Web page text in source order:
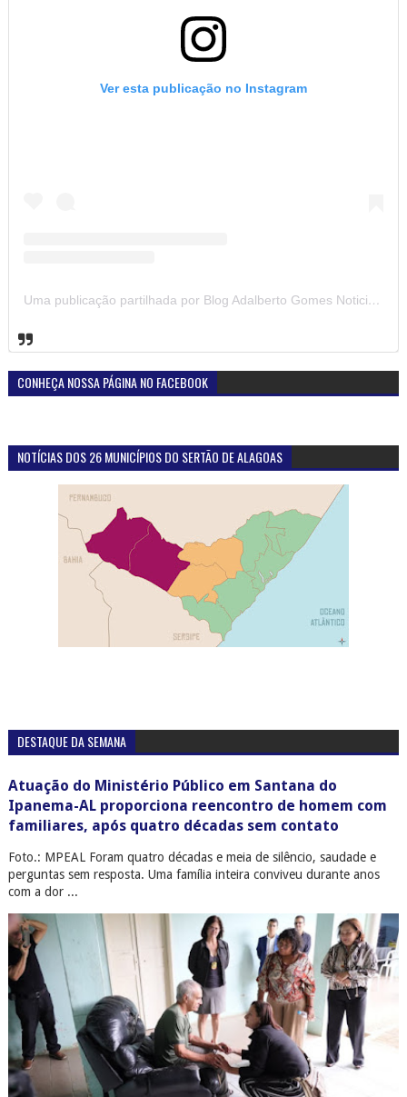
Ver esta publicação no Instagram
Uma publicação partilhada por Blog Adalberto Gomes Noticias (@blogadalbertogomesnoticiass)
CONHEÇA NOSSA PÁGINA NO FACEBOOK
NOTÍCIAS DOS 26 MUNICÍPIOS DO SERTÃO DE ALAGOAS
DESTAQUE DA SEMANA
Atuação do Ministério Público em Santana do
Ipanema-AL proporciona reencontro de homem com
familiares, após quatro décadas sem contato
Foto.: MPEAL Foram quatro décadas e meia de silêncio, saudade e
perguntas sem resposta. Uma família inteira conviveu durante anos
com a dor ...